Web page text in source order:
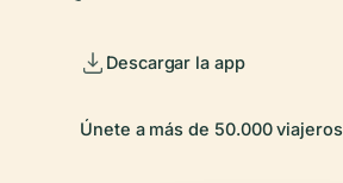
Descargar la app
Únete a más de 50.000 viajeros